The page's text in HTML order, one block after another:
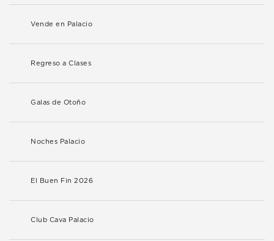
Vende en Palacio
Regreso a Clases
Galas de Otoño
Noches Palacio
El Buen Fin 2026
Club Cava Palacio